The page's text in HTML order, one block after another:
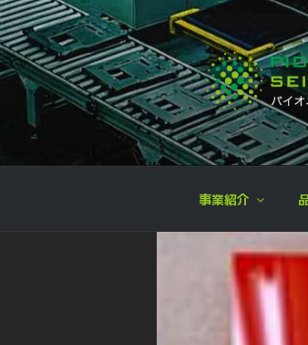
コ
ン
テ
ン
キ
パイ
企画開発,設計,
事業紹介